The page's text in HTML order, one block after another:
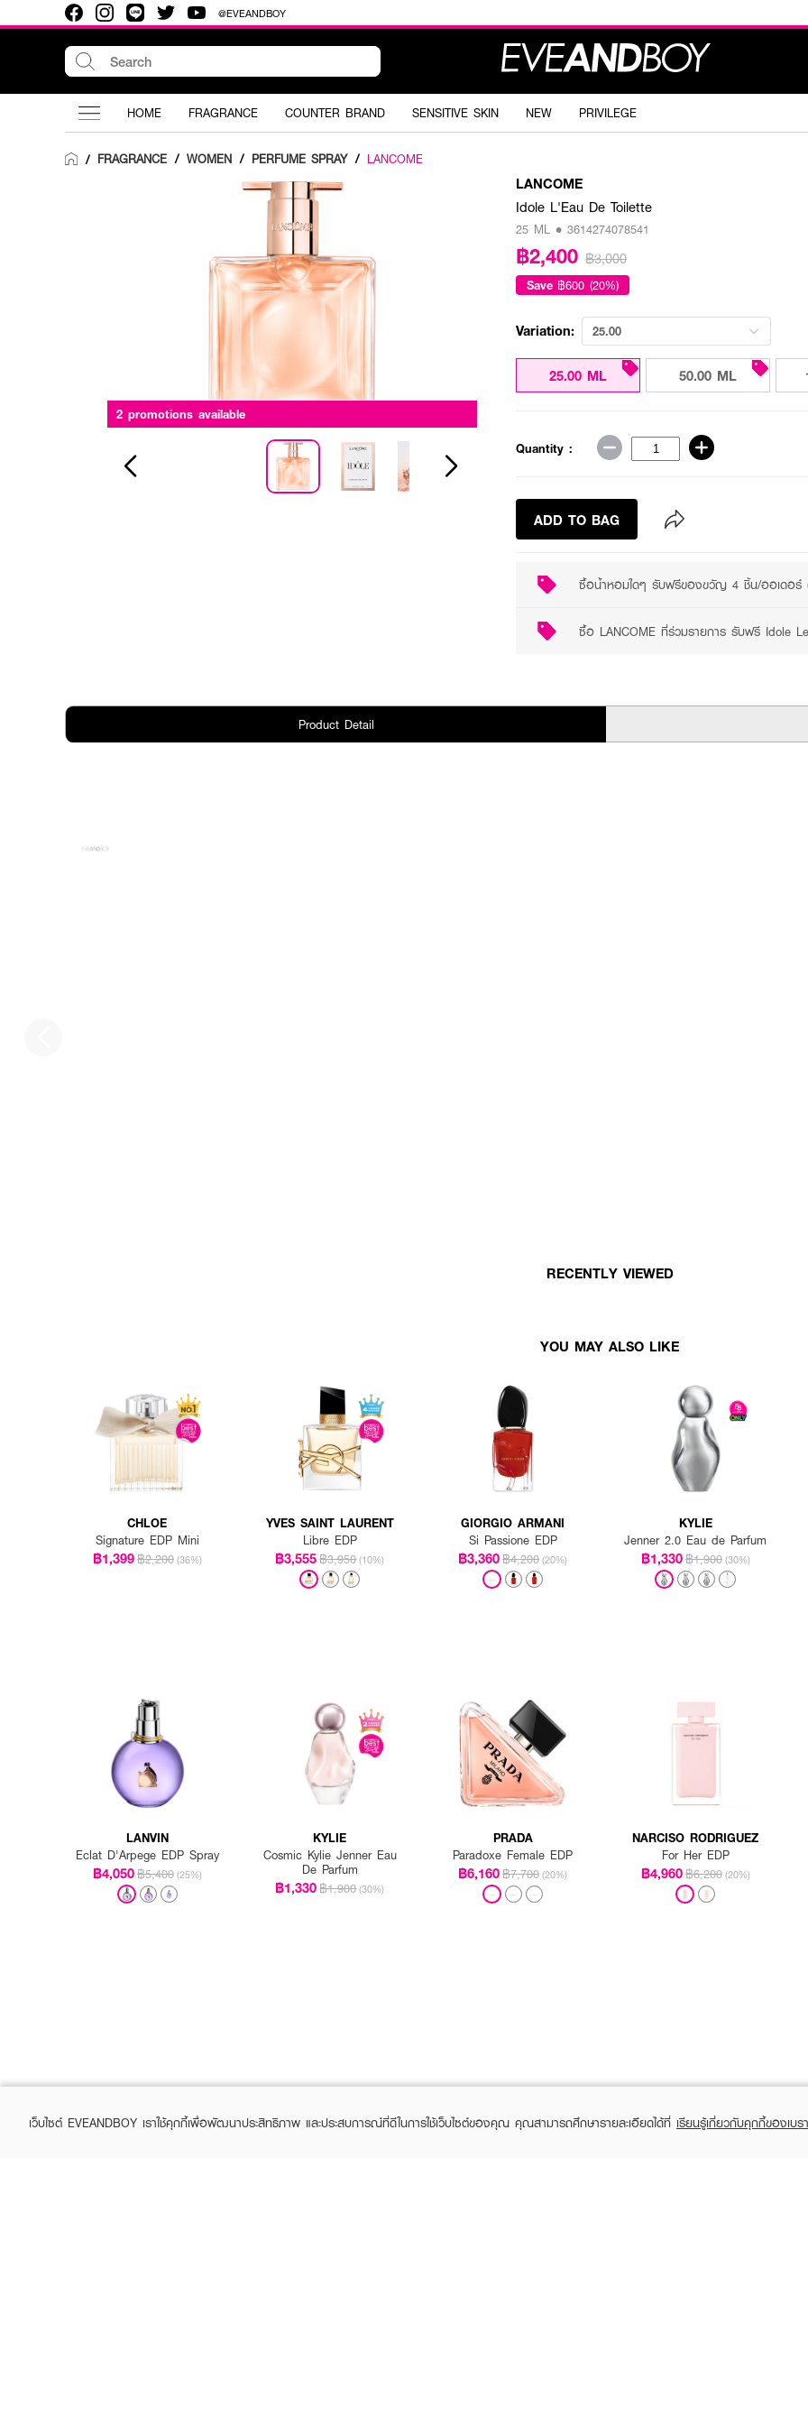
@EVEANDBOY
HOME FRAGRANCE COUNTER BRAND SENSITIVE SKIN NEW PRIVILEGE
/ FRAGRANCE / WOMEN / PERFUME SPRAY / LANCOME
2 promotions available
LANCOME
Idole L'Eau De Toilette
25 ML • 3614274078541
฿2,400 ฿3,000
Save ฿600 (20%)
Variation: 25.00
25.00 ML 50.00 ML
Quantity :
ADD TO BAG
ซื้อน้ำหอมใดๆ รับฟรีของขวัญ 4 ชิ้น/ออเดอร์
ซื้อ LANCOME ที่ร่วมรายการ รับฟรี Idole
Product Detail
RECENTLY VIEWED
YOU MAY ALSO LIKE
CHLOE
Signature EDP Mini
฿1,399฿2,200 (36%)
YVES SAINT LAURENT
Libre EDP
฿3,555฿3,950 (10%)
GIORGIO ARMANI
Si Passione EDP
฿3,360฿4,200 (20%)
KYLIE
Jenner 2.0 Eau de Parfum
฿1,330฿1,900 (30%)
LANVIN
Eclat D'Arpege EDP Spray
฿4,050฿5,400 (25%)
KYLIE
Cosmic Kylie Jenner Eau
De Parfum
฿1,330฿1,900 (30%)
PRADA
Paradoxe Female EDP
฿6,160฿7,700 (20%)
NARCISO RODRIGUEZ
For Her EDP
฿4,960฿6,200 (20%)
เว็บไซต์ EVEANDBOY เราใช้คุกกี้เพื่อพัฒนาประสิทธิภาพ และประสบการณ์ที่ดีในการใช้เว็บไซต์ของคุณ คุณสามารถศึกษารายละเอียดได้ที่ เรียนรู้เกี่ยวกับคุกกี้ของเบร